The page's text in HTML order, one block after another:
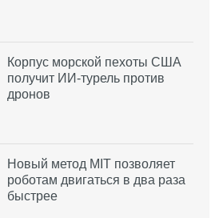
Корпус морской пехоты США
получит ИИ-турель против
дронов
Новый метод MIT позволяет
роботам двигаться в два раза
быстрее